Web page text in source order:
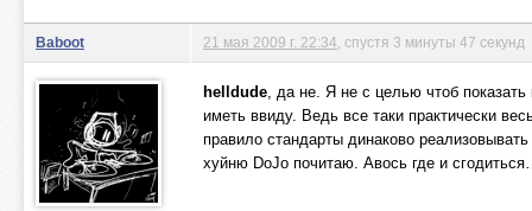
Baboot 21 мая 2009 г. 22:34 , спустя 3 минуты 47 секунд
helldude, да не. Я не с целью чтоб
иметь ввиду. Ведь все таки практически
правило стандарты динаково
хуйню DoJo почитаю. Авось где и